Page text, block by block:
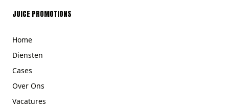
JUICE PROMOTIONS
Home
Diensten
Cases
Over Ons
Vacatures